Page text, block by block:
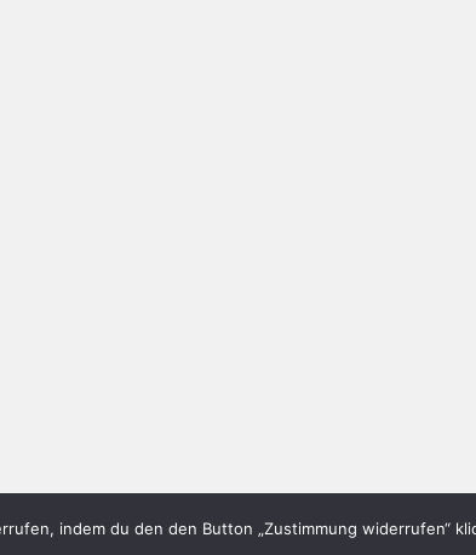
indem du den den Button „Zustimmung widerrufen“